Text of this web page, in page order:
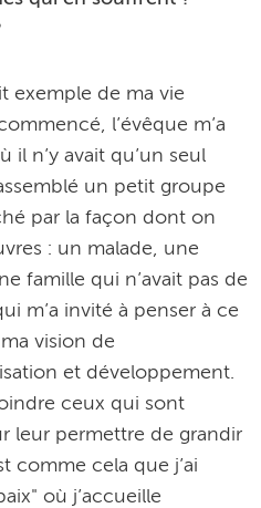
exemple de ma vie
l’évêque m’a
il n’y avait qu’un seul
un petit groupe
par la façon dont on
: un malade, une
famille qui n’avait pas de
m’a invité à penser à ce
vision de
et développement.
ceux qui sont
leur permettre de grandir
comme cela que j’ai
où j’accueille